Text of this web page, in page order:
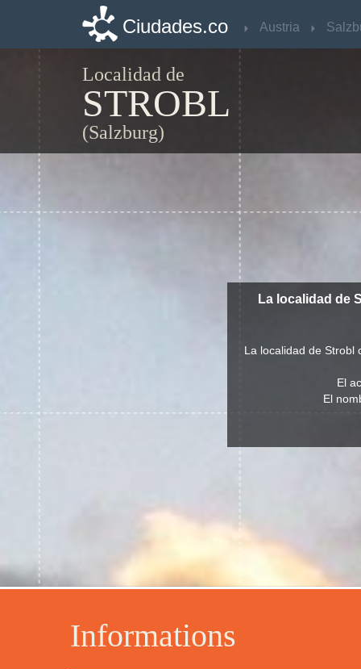
Ciudades.co Austria
Localidad de
STROBL
(Salzburg)
Informations
La localidad de
La localidad de Strobl
El
El
Ciudades.co Austria